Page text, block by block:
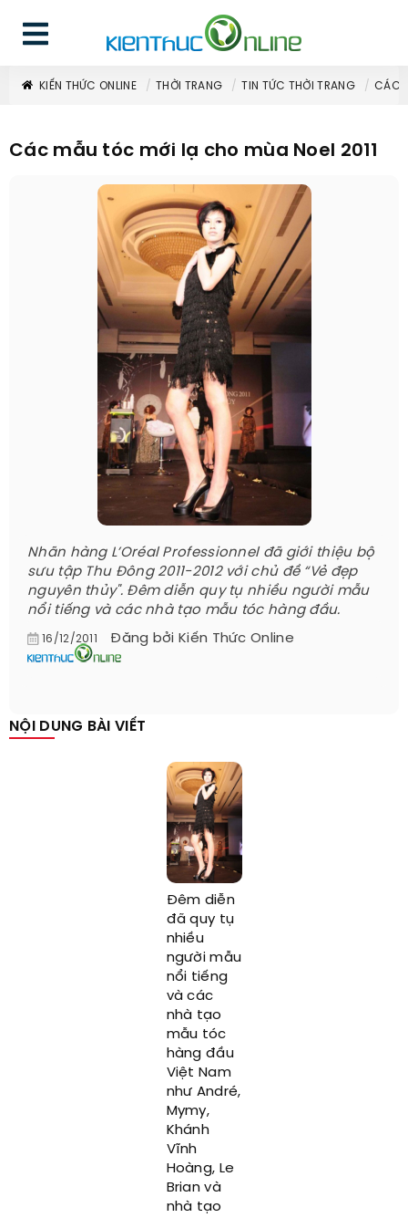
KIẾN THỨC ONLINE THỜI TRANG TIN TỨC THỜI TRANG CÁC
Các mẫu tóc mới lạ cho mùa Noel 2011
Nhãn hàng L’Oréal Professionnel đã giới thiệu bộ
sưu tập Thu Đông 2011-2012 với chủ đề “Vẻ đẹp
nguyên thủy". Đêm diễn quy tụ nhiều người mẫu
nổi tiếng và các nhà tạo mẫu tóc hàng đầu.
16/12/2011 Đăng bởi Kiến Thức Online
NỘI DUNG BÀI VIẾT
Đêm diễn
đã quy tụ
nhiều
người mẫu
nổi tiếng
và các
nhà tạo
mẫu tóc
hàng đầu
Việt Nam
như André,
Mymy,
Khánh
Vĩnh
Hoàng, Le
Brian và
nhà tạo